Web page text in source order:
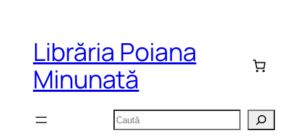
conținutLibrăria Poiana
Minunată
Caută